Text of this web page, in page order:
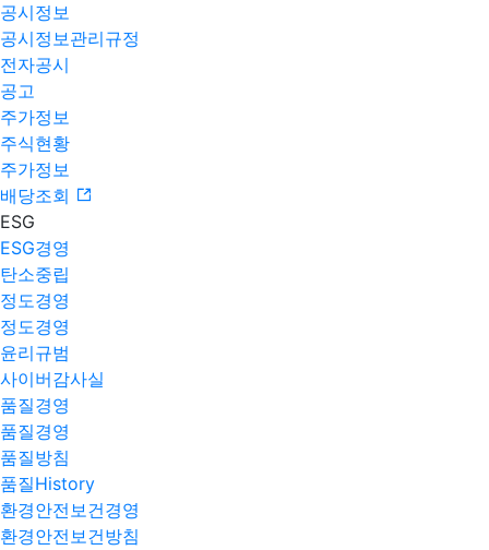
공시정보
공시정보관리규정
전자공시
공고
주가정보
주식현황
주가정보
배당조회
ESG
ESG경영
탄소중립
정도경영
정도경영
윤리규범
사이버감사실
품질경영
품질경영
품질방침
품질History
환경안전보건경영
환경안전보건방침